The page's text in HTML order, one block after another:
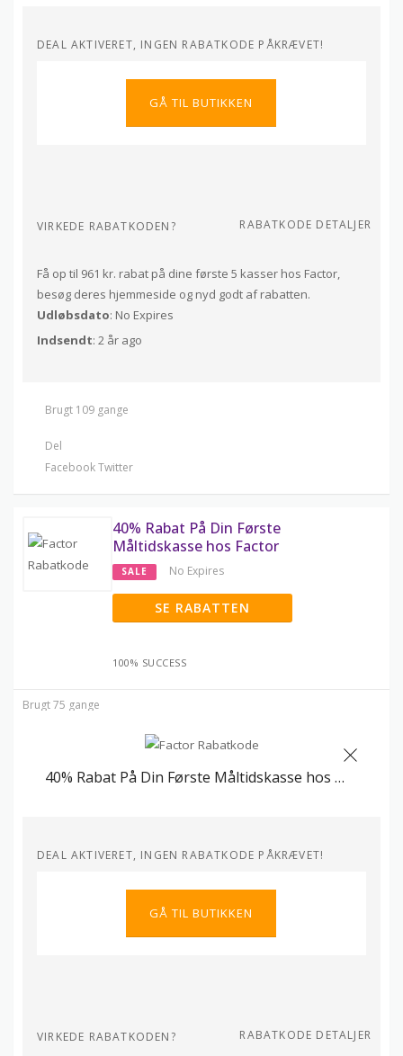
DEAL AKTIVERET, INGEN RABATKODE PÅKRÆVET!
GÅ TIL BUTIKKEN
VIRKEDE RABATKODEN? RABATKODE DETALJER
Få op til 961 kr. rabat på dine første 5 kasser hos Factor,
besøg deres hjemmeside og nyd godt af rabatten.
Udløbsdato: No Expires
Indsendt: 2 år ago
Brugt 109 gange
Del
FacebookTwitter
40% Rabat På Din Første
Måltidskasse hos Factor
SALE No Expires
SE RABATTEN
100% SUCCESS
Brugt 75 gange
40% Rabat På Din Første Måltidskasse hos Factor
DEAL AKTIVERET, INGEN RABATKODE PÅKRÆVET!
GÅ TIL BUTIKKEN
VIRKEDE RABATKODEN? RABATKODE DETALJER